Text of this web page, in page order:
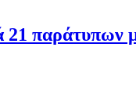
21 παράτυπων